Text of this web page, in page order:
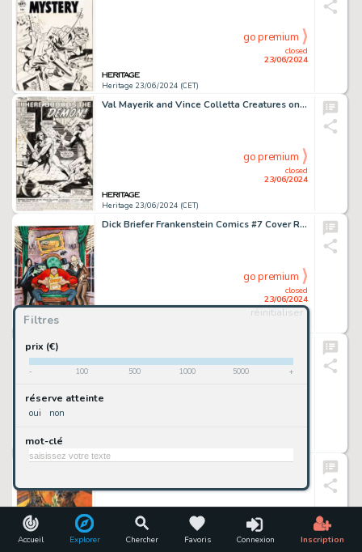
Accueil Explorer Chercher Favoris Connexion Inscription
Filtres
réinitialiser
prix (€)
- 100 500 1000 5000 +
réserve atteinte
oui non
mot-clé
Heritage 23/06/2024 (CET)
closed
23/06/2024
go premium
Val Mayerik and Vince Colletta Creatures on the Loose #23 Complete 15-Page Thongor Story Original Art (Marvel, 1973). (Total: 15 Original Art)
Heritage 23/06/2024 (CET)
closed
23/06/2024
go premium
Dick Briefer Frankenstein Comics #7 Cover Re-Creation Painting Original Art (1980).
closed
23/06/2024
go premium
23/06/2024
go premium